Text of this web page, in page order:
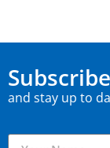
and stay up to